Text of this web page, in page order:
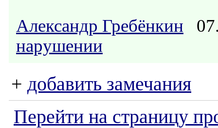
Александр Гребёнкин
нарушении
+ добавить замечания
Перейти на страницу